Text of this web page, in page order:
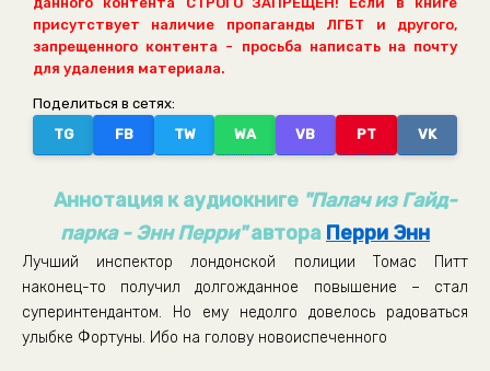
присутствует наличие пропаганды ЛГБТ и другого,
запрещенного контента - просьба написать на почту
для удаления материала.
Поделиться в сетях:
TG
FB TW WA VB PT VK
Аннотация к аудиокниге "Палач из Гайд-
парка - Энн Перри"автора Перри Энн
Лучший инспектор лондонской полиции Томас Питт
наконец-то получил долгожданное повышение – стал
суперинтендантом. Но ему недолго довелось радоваться
улыбке Фортуны. Ибо на голову новоиспеченного